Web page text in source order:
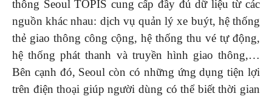
thông Seoul TOPIS cung cấp đầy đủ dữ liệu từ các
nguồn khác nhau: dịch vụ quản lý xe buýt, hệ thống
thẻ giao thông công cộng, hệ thống thu vé tự động,
hệ thống phát thanh và truyền hình giao thông,…
Bên cạnh đó, Seoul còn có những ứng dụng tiện lợi
trên điện thoại giúp người dùng có thể biết thời gian